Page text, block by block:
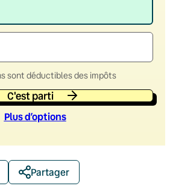
sont déductibles des impôts
C'est parti
Plus d’options
Partager